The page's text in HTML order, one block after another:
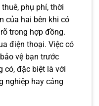
phụ phí, thời
của hai bên khi có
trong hợp đồng.
điện thoại. Việc có
vệ bạn trước
có, đặc biệt là với
nghiệp hay cảng